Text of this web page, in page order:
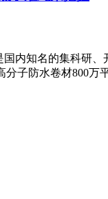
国内知名的集科研
子防水卷材800万